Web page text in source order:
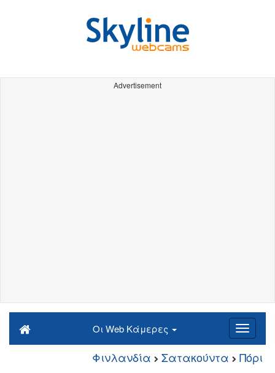
Advertisement
Οι Web Κάμερες
Φινλανδία Σατακούντα Πόρι